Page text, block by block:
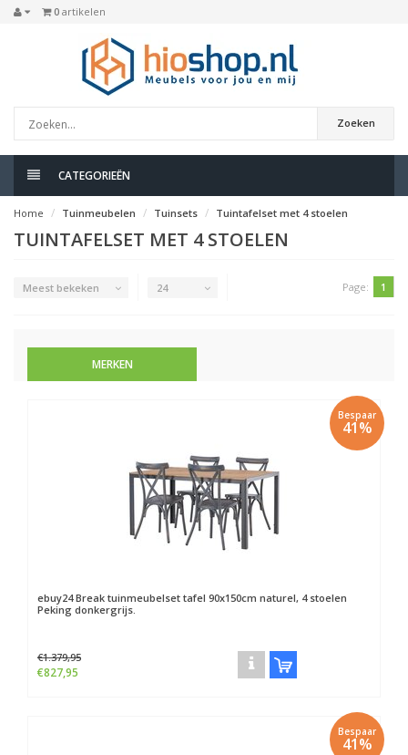
0 artikelen
Zoeken
CATEGORIEËN
Home Tuinmeubelen Tuinsets Tuintafelset met 4 stoelen
TUINTAFELSET MET 4 STOELEN
Meest bekeken 24 Page: 1
MERKEN
Bespaar
41%
ebuy24Break tuinmeubelset tafel 90x150cm naturel, 4 stoelen
Peking donkergrijs.
€1.379,95
€827,95
Bespaar
41%